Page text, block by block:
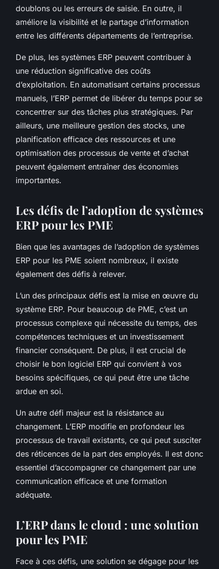
doublons ou les erreurs de saisie. En outre, il
améliore la visibilité et le partage d’information
entre les différents départements de l’entreprise.
De plus, les systèmes ERP peuvent contribuer à
une réduction significative des coûts
d’exploitation. En automatisant certains processus
manuels, l’ERP permet de libérer du temps pour se
concentrer sur des tâches plus stratégiques. Par
ailleurs, une meilleure gestion des stocks, une
planification efficace des ressources et une
optimisation des processus de vente et d’achat
peuvent également entraîner des économies
importantes.
Les défis de l’adoption de systèmes
ERP pour les PME
Bien que les avantages de l’adoption de systèmes
ERP pour les PME soient nombreux, il existe
également des défis à relever.
L’un des principaux défis est la mise en œuvre du
système ERP. Pour beaucoup de PME, c’est un
processus complexe qui nécessite du temps, des
compétences techniques et un investissement
financier conséquent. De plus, il est crucial de
choisir le bon logiciel ERP qui convient à vos
besoins spécifiques, ce qui peut être une tâche
ardue en soi.
Un autre défi majeur est la résistance au
changement. L’ERP modifie en profondeur les
processus de travail existants, ce qui peut susciter
des réticences de la part des employés. Il est donc
essentiel d’accompagner ce changement par une
communication efficace et une formation
adéquate.
L’ERP dans le cloud : une solution
pour les PME
Face à ces défis, une solution se dégage pour les